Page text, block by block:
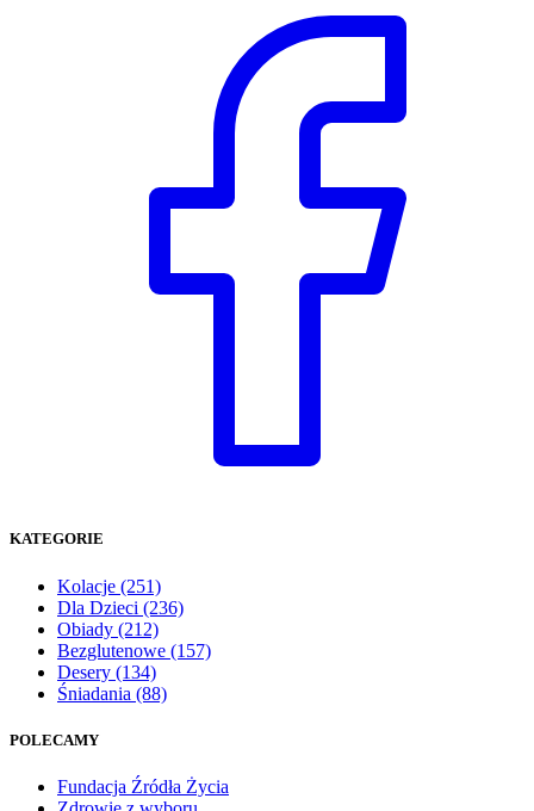
KATEGORIE
Kolacje (251)
Dla Dzieci (236)
Obiady (212)
Bezglutenowe (157)
Desery (134)
Śniadania (88)
POLECAMY
Fundacja Źródła Życia